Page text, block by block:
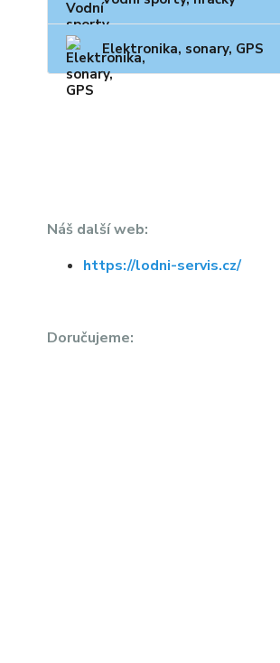
Elektronika, sonary, GPS
Náš další web:
https://lodni-servis.cz/
Doručujeme: